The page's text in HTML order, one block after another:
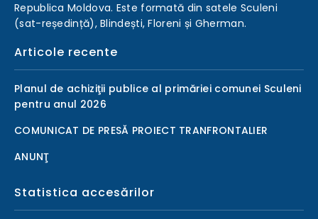
Republica Moldova. Este formată din satele Sculeni
(sat-reședință), Blindești, Floreni și Gherman.
Articole recente
Planul de achiziţii publice al primăriei comunei Sculeni
pentru anul 2026
COMUNICAT DE PRESĂ PROIECT TRANFRONTALIER
ANUNŢ
Statistica accesărilor